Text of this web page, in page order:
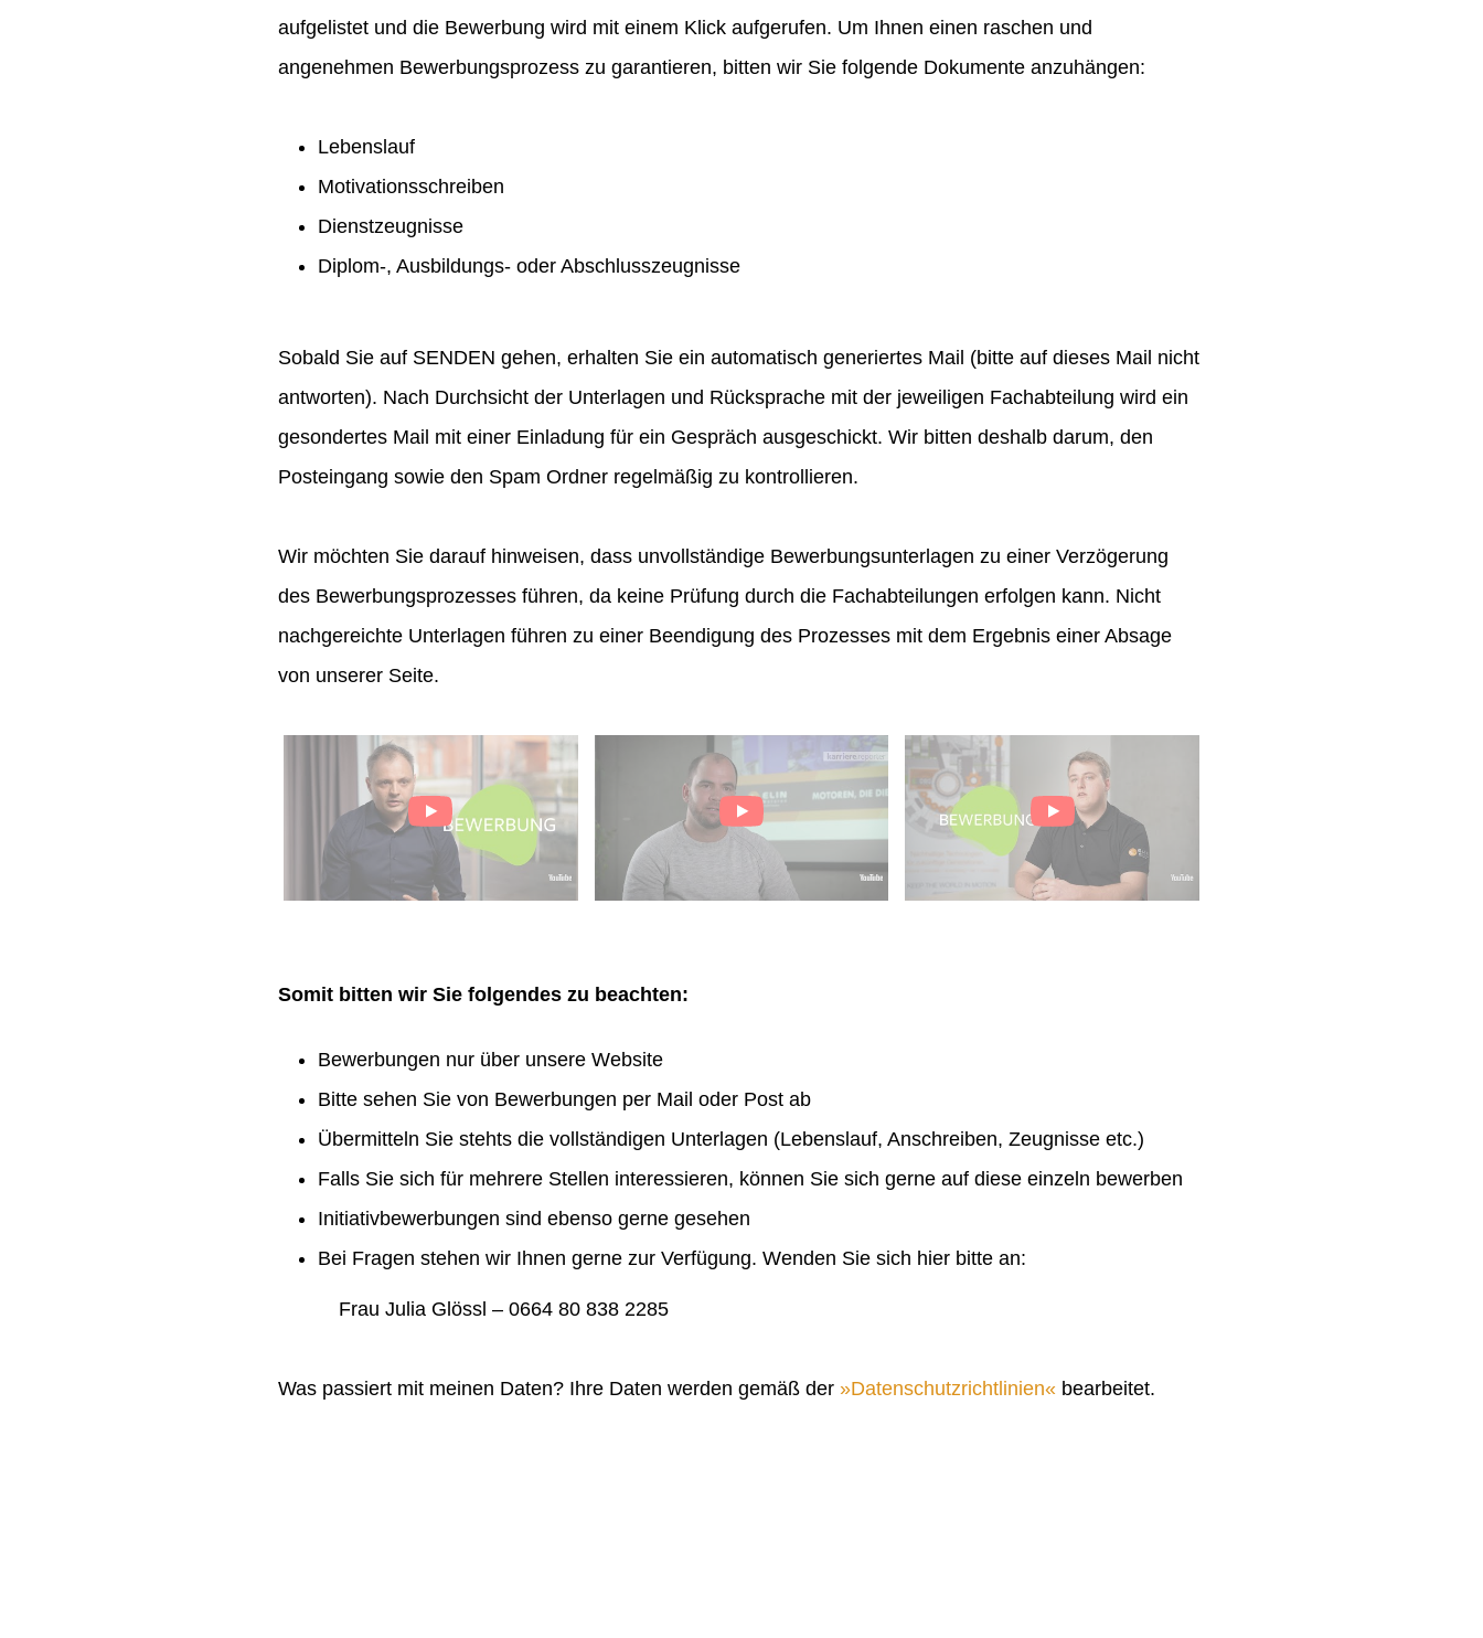
aufgelistet und die Bewerbung wird mit einem Klick aufgerufen. Um Ihnen einen raschen und
angenehmen Bewerbungsprozess zu garantieren, bitten wir Sie folgende Dokumente anzuhängen:
Lebenslauf
Motivationsschreiben
Dienstzeugnisse
Diplom-, Ausbildungs- oder Abschlusszeugnisse
Sobald Sie auf SENDEN gehen, erhalten Sie ein automatisch generiertes Mail (bitte auf dieses Mail nicht
antworten). Nach Durchsicht der Unterlagen und Rücksprache mit der jeweiligen Fachabteilung wird ein
gesondertes Mail mit einer Einladung für ein Gespräch ausgeschickt. Wir bitten deshalb darum, den
Posteingang sowie den Spam Ordner regelmäßig zu kontrollieren.
Wir möchten Sie darauf hinweisen, dass unvollständige Bewerbungsunterlagen zu einer Verzögerung
des Bewerbungsprozesses führen, da keine Prüfung durch die Fachabteilungen erfolgen kann. Nicht
nachgereichte Unterlagen führen zu einer Beendigung des Prozesses mit dem Ergebnis einer Absage
von unserer Seite.
Somit bitten wir Sie folgendes zu beachten:
Bewerbungen nur über unsere Website
Bitte sehen Sie von Bewerbungen per Mail oder Post ab
Übermitteln Sie stehts die vollständigen Unterlagen (Lebenslauf, Anschreiben, Zeugnisse etc.)
Falls Sie sich für mehrere Stellen interessieren, können Sie sich gerne auf diese einzeln bewerben
Initiativbewerbungen sind ebenso gerne gesehen
Bei Fragen stehen wir Ihnen gerne zur Verfügung. Wenden Sie sich hier bitte an:
Frau Julia Glössl – 0664 80 838 2285
Was passiert mit meinen Daten? Ihre Daten werden gemäß der Datenschutzrichtlinien bearbeitet.